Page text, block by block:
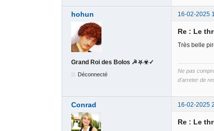
hohun 16-02-2025
Grand Roi des Bolos ☭⛧☣✓
Déconnecté
Re : Le
Très belle
Ne pas
d'arreter de
Conrad 16-02-2025
Re : Le